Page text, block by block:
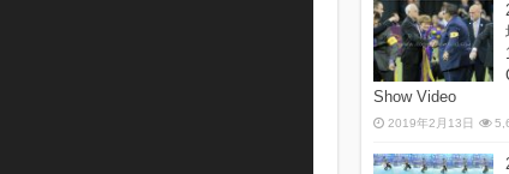
Show Video
2019年2月13日